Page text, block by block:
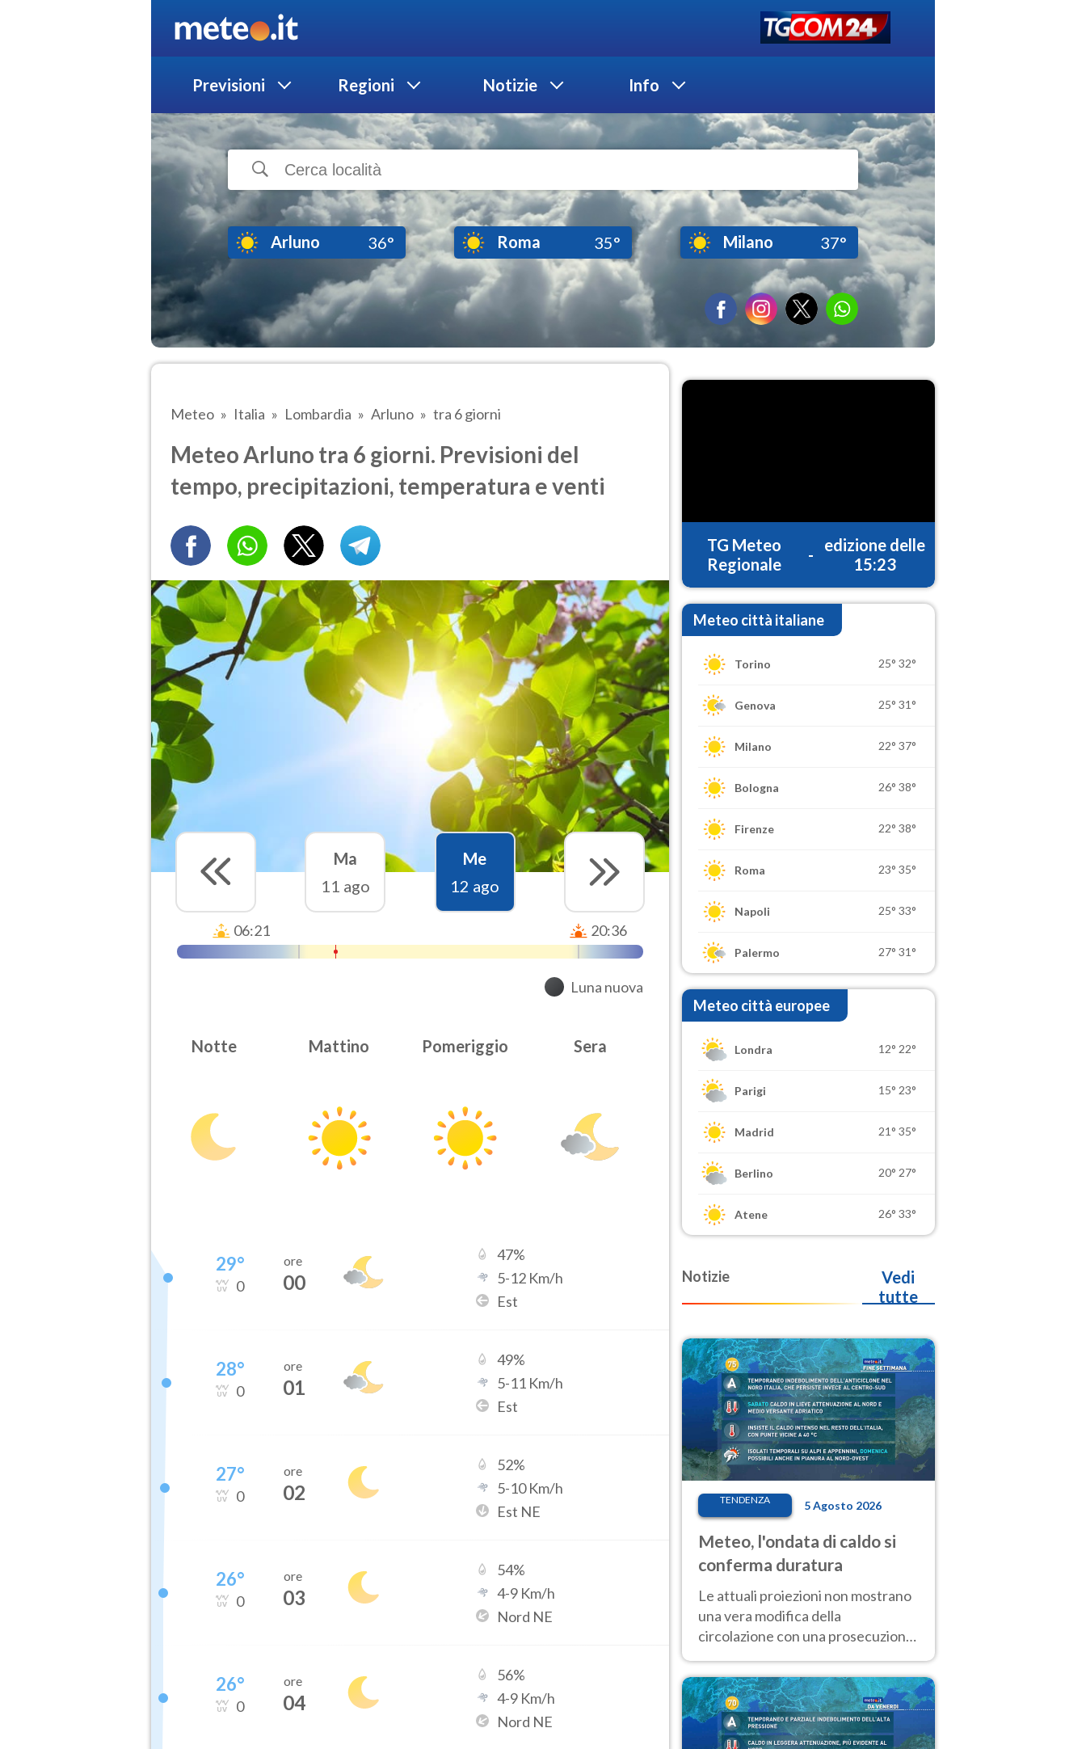
Previsioni Regioni Notizie Info
Arluno 36° Roma 35° Milano 37°
Meteo Italia Lombardia Arluno tra 6 giorni
Meteo Arluno tra 6 giorni. Previsioni del
tempo, precipitazioni, temperatura e venti
Ma
11 ago
Me
12 ago
06:21 20:36
Luna nuova
Notte Mattino Pomeriggio Sera
29°
0
ore
00
47%
5-12 Km/h
Est
28°
0
ore
01
49%
5-11 Km/h
Est
27°
0
ore
02
52%
5-10Km/h
Est NE
26°
0
ore
03
54%
4-9 Km/h
Nord NE
26°
0
ore
04
56%
4-9 Km/h
Nord NE
TG Meteo
Regionale
-
edizione delle
15:23
Meteo città italiane
Torino 25° 32°
Genova 25° 31°
Milano 22° 37°
Bologna 26° 38°
Firenze 22° 38°
Roma 23° 35°
Napoli 25° 33°
Palermo 27° 31°
Meteo città europee
Londra 12° 22°
Parigi 15° 23°
Madrid 21° 35°
Berlino 20° 27°
Atene 26° 33°
Notizie
Vedi
tutte
TENDENZA 5 Agosto 2026
Meteo, l'ondata di caldo si
conferma duratura
Le attuali proiezioni non mostrano
una vera modifica della
circolazione con una prosecuzione
giorni, compresa la settimana di
Ferragosto